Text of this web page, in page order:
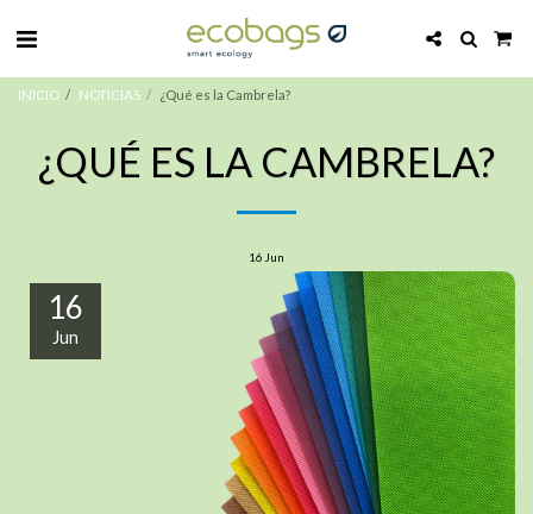
INICIO NOTICIAS ¿Qué es la Cambrela?
¿QUÉ ES LA CAMBRELA?
16 Jun
16
Jun